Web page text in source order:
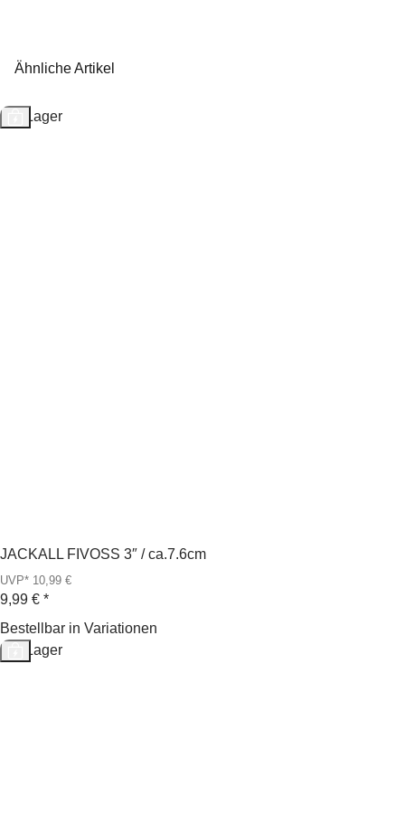
Ähnliche Artikel
Auf Lager
JACKALL FIVOSS 3″ / ca.7.6cm
UVP* 10,99 €
9,99 € *
Bestellbar in Variationen
Auf Lager